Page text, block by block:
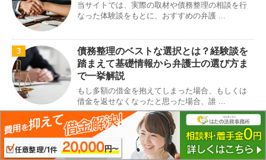
当サイトでは、実際の取材や債務整理の相談を行
なった体験談をもとに、おすすめの弁護 ...
3
債務整理のベストな選択とは？経験談を
踏まえて基礎情報から弁護士の選び方ま
で一挙解説
もし多額の借金を抱えてしまった場合、もしくは
借金を返せなくなったと思った場合、誰 ...
4
任意整理の弁護士費用はどれくらい異な
るの？おすすめ事務所を徹底比較